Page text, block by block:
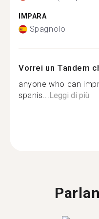
IMPARA
Spagnolo
Vorrei un Tandem
anyone who can
spanis...Leggi di più